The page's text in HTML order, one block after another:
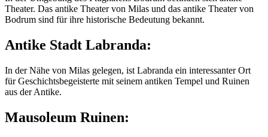
Theater. Das antike Theater von Milas und das antike Theater von
Bodrum sind für ihre historische Bedeutung bekannt.
Antike Stadt Labranda:
In der Nähe von Milas gelegen, ist Labranda ein interessanter Ort
für Geschichtsbegeisterte mit seinem antiken Tempel und Ruinen
aus der Antike.
Mausoleum Ruinen: